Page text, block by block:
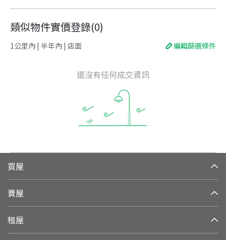
類似物件實價登錄(0)
1公里內 | 半年內 | 店面 編輯篩選條件
還沒有任何成交資訊
買屋
賣屋
租屋